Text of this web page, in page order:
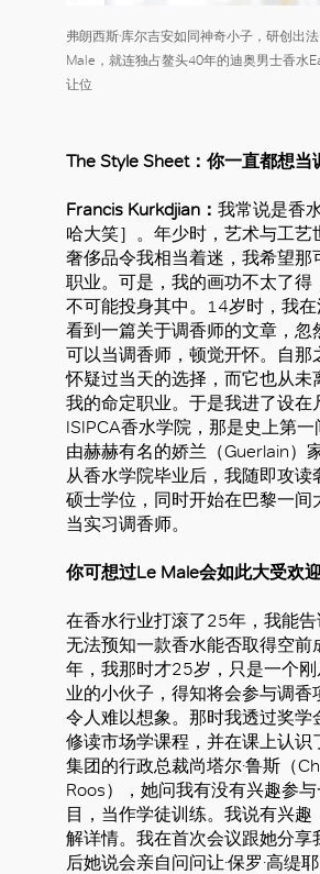
弗朗西斯·库尔吉安如同神奇小子，研创出
Male，就连独占鳌头40年的迪奥男士香水
让位
The Style Sheet：你一直都想当
Francis Kurkdjian： 我常说是香
哈大笑］。年少时，艺术与工艺
奢侈品令我相当着迷，我希望那
职业。可是，我的画功不太了得
不可能投身其中。14岁时，我
看到一篇关于调香师的文章，忽
可以当调香师，顿觉开怀。自那
怀疑过当天的选择，而它也从未
我的命定职业。于是我进了设在
ISIPCA香水学院，那是史上第一
由赫赫有名的娇兰（Guerlain）
从香水学院毕业后，我随即攻读
硕士学位，同时开始在巴黎一间
当实习调香师。
你可想过Le Male会如此大受欢
在香水行业打滚了25年，我能
无法预知一款香水能否取得空
年，我那时才25岁，只是一个
业的小伙子，得知将会参与调香
令人难以想象。那时我透过奖学
修读市场学课程，并在课上认识
集团的行政总裁尚塔尔·鲁斯（
Roos），她问我有没有兴趣参
目，当作学徒训练。我说有兴趣
解详情。我在首次会议跟她分享
后她说会亲自问问让·保罗·高缇